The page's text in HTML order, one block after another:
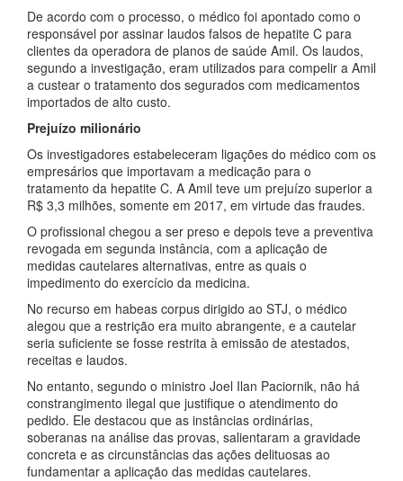
De acordo com o processo, o médico foi apontado como o
responsável por assinar laudos falsos de hepatite C para
clientes da operadora de planos de saúde Amil. Os laudos,
segundo a investigação, eram utilizados para compelir a Amil
a custear o tratamento dos segurados com medicamentos
importados de alto custo.
Prejuízo milionário
Os investigadores estabeleceram ligações do médico com os
empresários que importavam a medicação para o
tratamento da hepatite C. A Amil teve um prejuízo superior a
R$ 3,3 milhões, somente em 2017, em virtude das fraudes.
O profissional chegou a ser preso e depois teve a preventiva
revogada em segunda instância, com a aplicação de
medidas cautelares alternativas, entre as quais o
impedimento do exercício da medicina.
No recurso em habeas corpus dirigido ao STJ, o médico
alegou que a restrição era muito abrangente, e a cautelar
seria suficiente se fosse restrita à emissão de atestados,
receitas e laudos.
No entanto, segundo o ministro Joel Ilan Paciornik, não há
constrangimento ilegal que justifique o atendimento do
pedido. Ele destacou que as instâncias ordinárias,
soberanas na análise das provas, salientaram a gravidade
concreta e as circunstâncias das ações delituosas ao
fundamentar a aplicação das medidas cautelares.